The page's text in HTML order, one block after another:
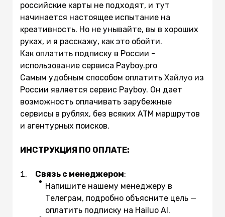
российские карты не подходят, и тут
начинается настоящее испытание на
креативность. Но не унывайте, вы в хороших
руках, и я расскажу, как это обойти.
Как оплатить подписку в России -
использование сервиса Payboy.pro
Самым удобным способом оплатить Хайлуо из
России является сервис Payboy. Он дает
возможность оплачивать зарубежные
сервисы в рублях, без всяких ATM маршрутов
и агентурных поисков.
ИНСТРУКЦИЯ ПО ОПЛАТЕ:
Связь с менеджером:
Напишите нашему менеджеру в
Телеграм, подробно объясните цель —
оплатить подписку на Hailuo AI.